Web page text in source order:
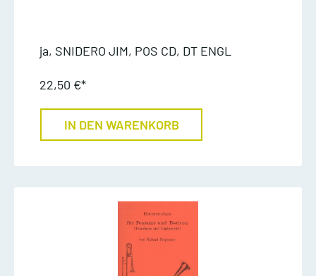
ja, SNIDERO JIM, POS CD, DT ENGL
22,50 €*
IN DEN WARENKORB